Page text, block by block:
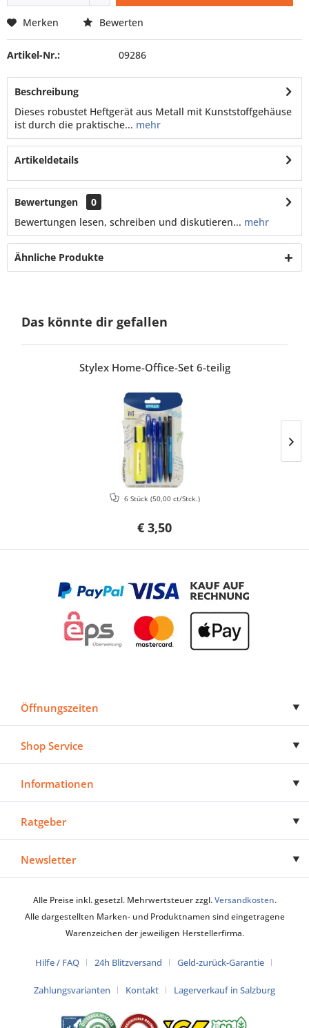
Merken Bewerten
Artikel-Nr.: 09286
Beschreibung
Dieses robustet Heftgerät aus Metall mit Kunststoffgehäuse
ist durch die praktische... mehr
Artikeldetails
Bewertungen
0
Bewertungen lesen, schreiben und diskutieren... mehr
Ähnliche Produkte
Das könnte dir gefallen
Stylex Home-Office-Set 6-teilig
€ 3,50
6 Stück (50,00 ct/Stck.)
Öffnungszeiten
Shop Service
Informationen
Ratgeber
Newsletter
Alle Preise inkl. gesetzl. Mehrwertsteuer zzgl.Versandkosten.
Alle dargestellten Marken- und Produktnamen sind eingetragene
Warenzeichen der jeweiligen Herstellerfirma.
Hilfe / FAQ 24h Blitzversand Geld-zurück-Garantie
Zahlungsvarianten Kontakt Lagerverkauf in Salzburg